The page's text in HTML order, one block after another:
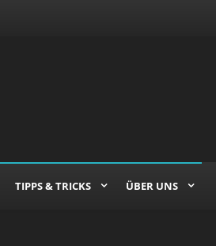
TIPPS & TRICKS ÜBER UNS